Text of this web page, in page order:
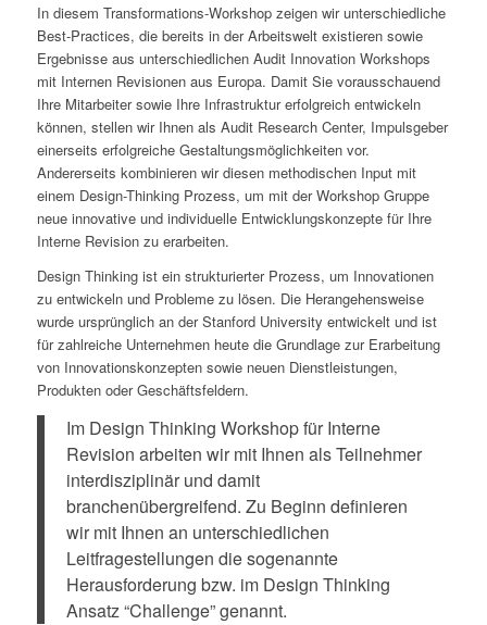
In diesem Transformations-Workshop zeigen wir unterschiedliche
Best-Practices, die bereits in der Arbeitswelt existieren sowie
Ergebnisse aus unterschiedlichen Audit Innovation Workshops
mit Internen Revisionen aus Europa. Damit Sie vorausschauend
Ihre Mitarbeiter sowie Ihre Infrastruktur erfolgreich entwickeln
können, stellen wir Ihnen als Audit Research Center, Impulsgeber
einerseits erfolgreiche Gestaltungsmöglichkeiten vor.
Andererseits kombinieren wir diesen methodischen Input mit
einem Design-Thinking Prozess, um mit der Workshop Gruppe
neue innovative und individuelle Entwicklungskonzepte für Ihre
Interne Revision zu erarbeiten.
Design Thinking ist ein strukturierter Prozess, um Innovationen
zu entwickeln und Probleme zu lösen. Die Herangehensweise
wurde ursprünglich an der Stanford University entwickelt und ist
für zahlreiche Unternehmen heute die Grundlage zur Erarbeitung
von Innovationskonzepten sowie neuen Dienstleistungen,
Produkten oder Geschäftsfeldern.
Im Design Thinking Workshop für Interne
Revision arbeiten wir mit Ihnen als Teilnehmer
interdisziplinär und damit
branchenübergreifend. Zu Beginn definieren
wir mit Ihnen an unterschiedlichen
Leitfragestellungen die sogenannte
Herausforderung bzw. im Design Thinking
Ansatz “Challenge” genannt.